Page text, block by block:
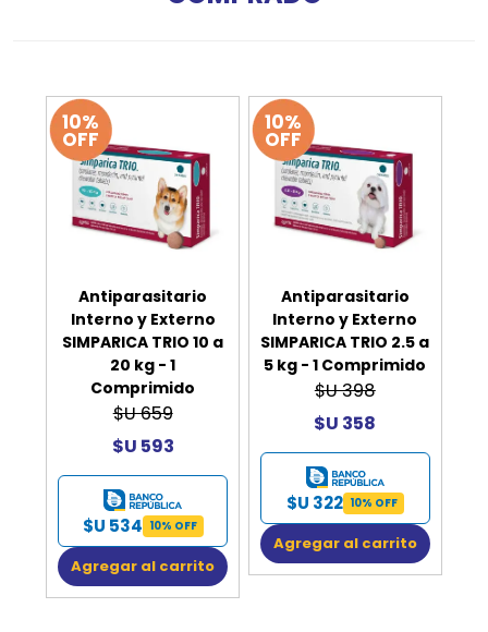
10%
OFF
Antiparasitario
Interno y Externo
SIMPARICA TRIO 10 a
20 kg - 1
Comprimido
$U 659
$U 593
$U 534 10% OFF
Agregar al carrito
10%
OFF
Antiparasitario
Interno y Externo
SIMPARICA TRIO 2.5 a
5 kg - 1 Comprimido
$U 398
$U 358
$U 322 10% OFF
Agregar al carrito